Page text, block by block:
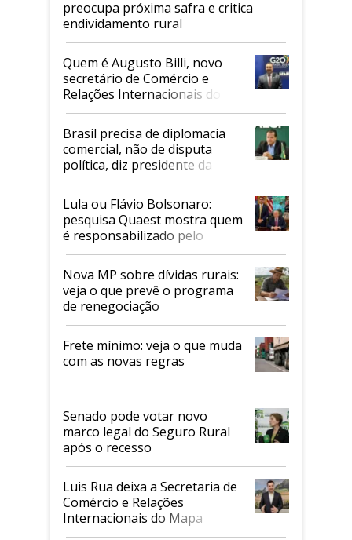
preocupa próxima safra e critica
endividamento rural
Quem é Augusto Billi, novo
secretário de Comércio e
Relações Internacionais do
Mapa
Brasil precisa de diplomacia
comercial, não de disputa
política, diz presidente da
Faesp
Lula ou Flávio Bolsonaro:
pesquisa Quaest mostra quem
é responsabilizado pelo
tarifaço dos EUA
Nova MP sobre dívidas rurais:
veja o que prevê o programa
de renegociação
Frete mínimo: veja o que muda
com as novas regras
Senado pode votar novo
marco legal do Seguro Rural
após o recesso
Luis Rua deixa a Secretaria de
Comércio e Relações
Internacionais do Mapa